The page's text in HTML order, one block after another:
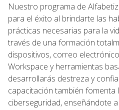
Nuestro programa de
para el éxito al brindarte las
prácticas necesarias para la
través de una formación
dispositivos, correo
Workspace y herramientas
desarrollarás destreza y
capacitación también fomenta
ciberseguridad, enseñándote